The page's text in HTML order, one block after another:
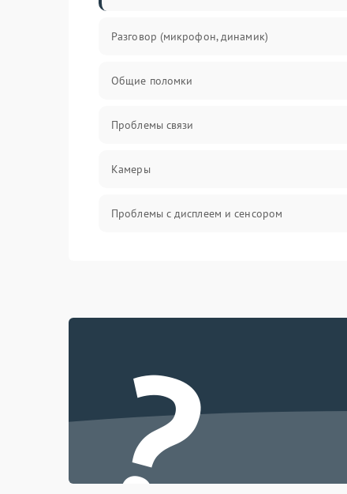
Разговор (микрофон, динамик)
Общие поломки
Проблемы связи
Камеры
Проблемы с дисплеем и сенсором
аккумулятором
?